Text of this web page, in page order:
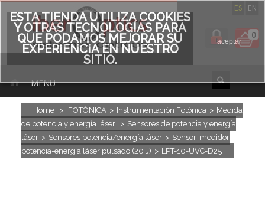
ES EN
0
MENU
Home > FOTÓNICA > Instrumentación Fotónica > Medida
de potencia y energía láser > Sensores de potencia y energía
láser > Sensores potencia/energía láser > Sensor-medidor
potencia-energía láser pulsado (20 J) > LPT-10-UVC-D25
ESTA TIENDA UTILIZA COOKIES
Y OTRAS TECNOLOGÍAS PARA
QUE PODAMOS MEJORAR SU
EXPERIENCIA EN NUESTRO
SITIO.
aceptar